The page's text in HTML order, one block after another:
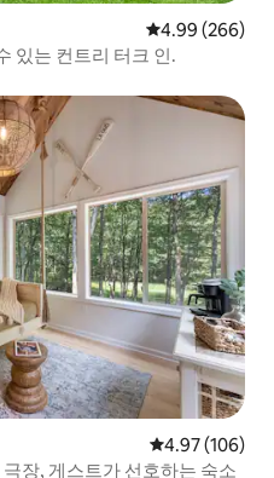
평점 4.99점(5
4.99 (266)
있는 컨트리 터크 인.
평점 4.97점(5
4.97 (106)
장, 게스트가 선호하는 숙소